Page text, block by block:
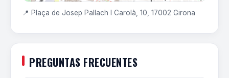
📍 Plaça de Josep Pallach I Carolà, 10, 17002 Girona
PREGUNTAS FRECUENTES